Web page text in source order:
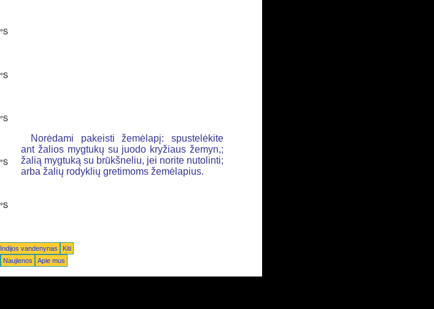
Norėdami pakeisti žemėlapį: spustelėkite
ant žalios mygtukų su juodo kryžiaus žemyn,;
žalią mygtuką su brūkšneliu, jei norite nutolinti;
arba žalių rodyklių gretimoms žemėlapius.
Indijos vandenynas
Kiti
Naujienos Apie mus